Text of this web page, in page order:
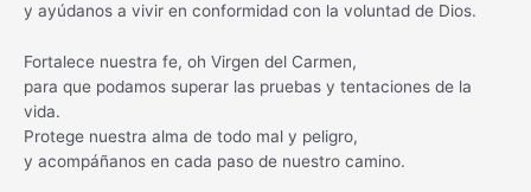
y ayúdanos a vivir en conformidad con la voluntad de Dios.
Fortalece nuestra fe, oh Virgen del Carmen,
para que podamos superar las pruebas y tentaciones de la
vida.
Protege nuestra alma de todo mal y peligro,
y acompáñanos en cada paso de nuestro camino.